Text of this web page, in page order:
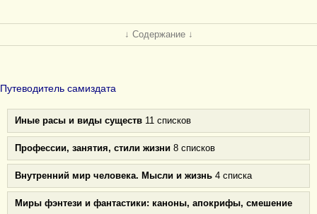
↓ Содержание ↓
Путеводитель самиздата
Иные расы и виды существ 11 списков
Профессии, занятия, стили жизни 8 списков
Внутренний мир человека. Мысли и жизнь 4 списка
Миры фэнтези и фантастики: каноны, апокрифы, смешение